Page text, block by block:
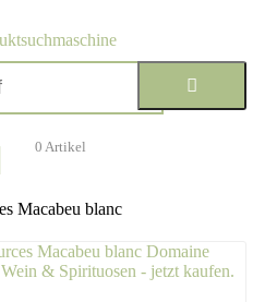
0 Artikel
Macabeu blanc